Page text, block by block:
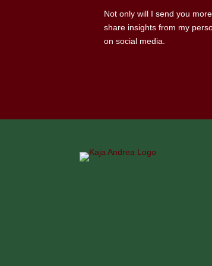
Not only will I send you
share insights from my
on social media.